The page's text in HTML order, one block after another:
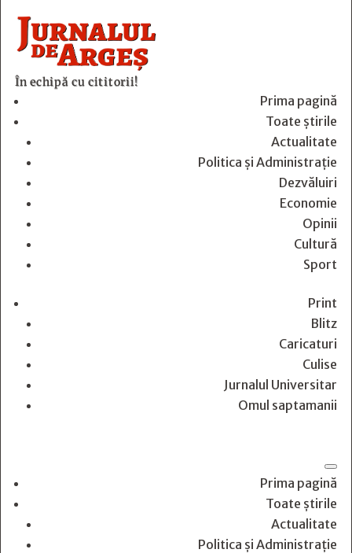
În echipă cu cititorii!
Prima pagină
Toate știrile
Actualitate
Politica și Administrație
Dezvăluiri
Economie
Opinii
Cultură
Sport
Print
Blitz
Caricaturi
Culise
Jurnalul Universitar
Omul saptamanii
Prima pagină
Toate știrile
Actualitate
Politica și Administrație